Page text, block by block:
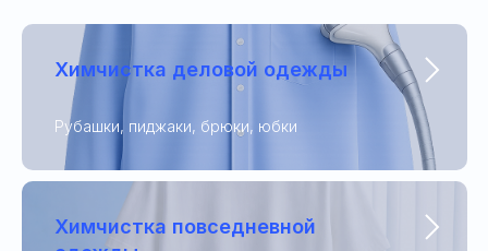
Химчистка деловой одежды
Рубашки, пиджаки, брюки, юбки
Химчистка повседневной